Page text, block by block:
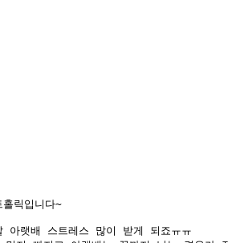
릭입니다~
아랫배 스트레스 많이 받게 되죠ㅠㅠ